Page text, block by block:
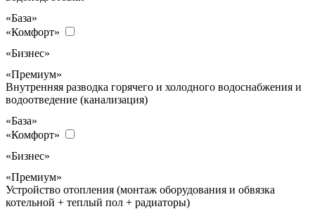
«База»
«Комфорт»
«Бизнес»
«Премиум»
Внутренняя разводка горячего и холодного водоснабжения и
водоотведение (канализация)
«База»
«Комфорт»
«Бизнес»
«Премиум»
Устройство отопления (монтаж оборудования и обвязка
котельной + теплый пол + радиаторы)